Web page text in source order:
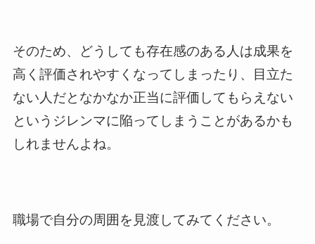
そのため、どうしても存在感のある人は成果を
高く評価されやすくなってしまったり、目立た
ない人だとなかなか正当に評価してもらえない
というジレンマに陥ってしまうことがあるかも
しれませんよね。
職場で自分の周囲を見渡してみてください。